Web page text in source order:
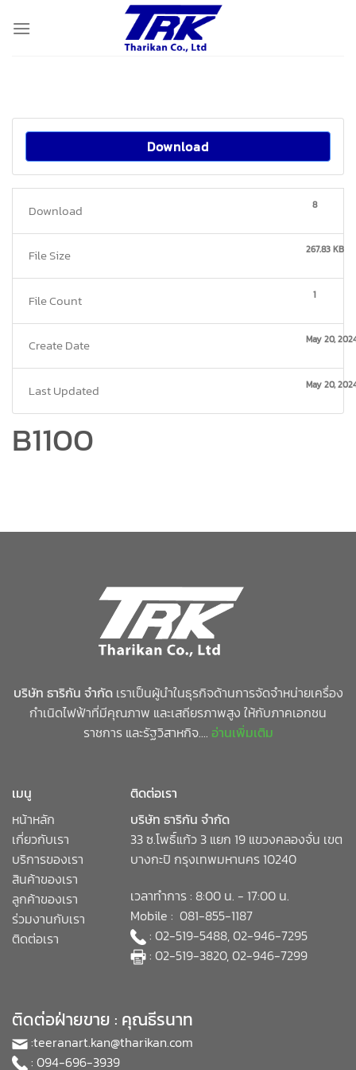
Download
Download 8
File Size 267.83 KB
File Count 1
Create Date May 20,
Last Updated May 20,
B1100
บริษัท ธาริกัน จำกัดเราเป็นผู้นำในธุรกิจด้านการจัดจำหน่ายเครื่อง
กำเนิดไฟฟ้าที่มีคุณภาพ และเสถียรภาพสูง ให้กับภาคเอกชน
ราชการ และรัฐวิสาหกิจ.... อ่านเพิ่มเติม
เมนู
หน้าหลัก
เกี่ยวกับเรา
บริการของเรา
สินค้าของเรา
ลูกค้าของเรา
ร่วมงานกับเรา
ติดต่อเรา
ติดต่อเรา
บริษัท ธาริกัน จำกัด
33 ซ.โพธิ์แก้ว 3 แยก 19 แขวงคลองจั่น เขต
บางกะปิ กรุงเทพมหานคร 10240
เวลาทำการ : 8:00 น. - 17:00 น.
Mobile : 081-855-1187
: 02-519-5488, 02-946-7295
: 02-519-3820, 02-946-7299
ติดต่อฝ่ายขาย : คุณธีรนาท
:teeranart.kan@tharikan.com
: 094-696-3939